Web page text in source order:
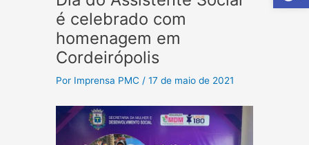
é celebrado com
homenagem em
Cordeirópolis
Por Imprensa PMC /17 de maio de 2021